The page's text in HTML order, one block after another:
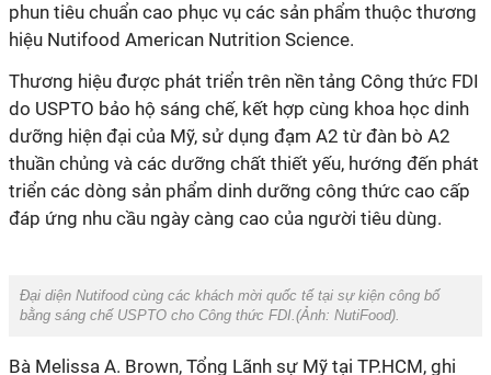
phun tiêu chuẩn cao phục vụ các sản phẩm thuộc thương
do USPTO bảo hộ sáng chế, kết hợp cùng khoa học dinh
dưỡng hiện đại của Mỹ, sử dụng đạm A2 từ đàn bò A2
thuần chủng và các dưỡng chất thiết yếu, hướng đến phát
triển các dòng sản phẩm dinh dưỡng công thức cao cấp
bằng sáng chế USPTO cho Công thức FDI.(Ảnh: NutiFood).